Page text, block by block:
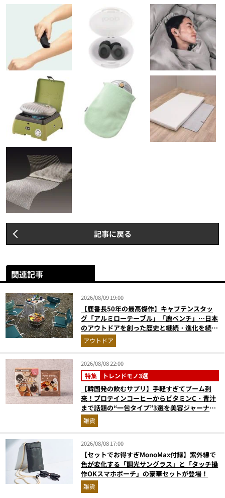
記事に戻る
関連記事
2026/08/09 19:00
【鹿番長50年の最高傑作】キャプテンスタッ
グ「アルミローテーブル」「鹿ベンチ」…日本
のアウトドアを創った歴史と継続・進化を続け
る定番神ギア11選
アウトドア
2026/08/08 22:00
特集 トレンドモノ3選
【韓国発の飲むサプリ】手軽すぎてブーム到
来！プロテインコーヒーからビタミンC・青汁
まで話題の“一包タイプ”3選を美容ジャーナリ
ストが徹底解説
雑貨
2026/08/08 17:00
【セットでお得すぎMonoMax付録】紫外線で
色が変化する「調光サングラス」と「タッチ操
作OKスマホポーチ」の豪華セットが登場！
雑貨